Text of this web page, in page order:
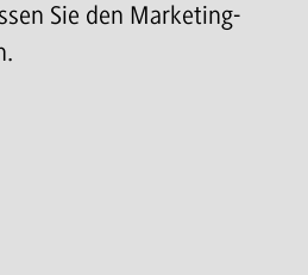
Sie den Marketing-